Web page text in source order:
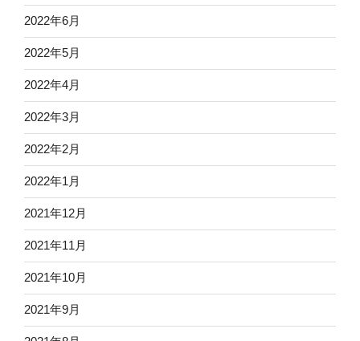
2022年6月
2022年5月
2022年4月
2022年3月
2022年2月
2022年1月
2021年12月
2021年11月
2021年10月
2021年9月